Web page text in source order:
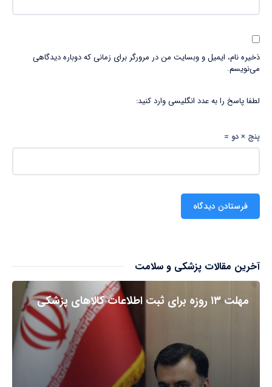
ذخیره نام، ایمیل و وبسایت من در مرورگر برای زمانی که دوباره دیدگاهی
می‌نویسم.
لطفا پاسخ را به عدد انگلیسی وارد کنید:
پنج × دو =
آخرین مقالات پزشکی و سلامت
مهلت ۱۳ روزه برای ثبت اطلاعات کالاهای پزشکی